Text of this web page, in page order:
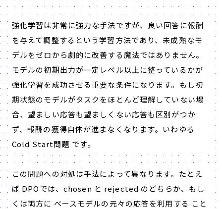
強化学習は非常に強力な手法ですが、良い回答に報酬
を与えて調整するという学習方法であり、未成熟なモ
デルをゼロから劇的に改善する魔法ではありません。
モデルの初期出力が一定レベル以上に整っているかが
強化学習を成功させる重要な条件になります。もし初
期状態のモデルがタスクをほとんど理解していない場
合、望ましい応答も望ましくない応答も区別がつか
ず、報酬の獲得自体が進まなくなります。いわゆる
Cold Start問題 です。
この問題への対処は手法によって異なります。たとえ
ば DPOでは、 chosen と rejected のどちらか、もし
くは両方に ベースモデルの元々の応答を利用する こと